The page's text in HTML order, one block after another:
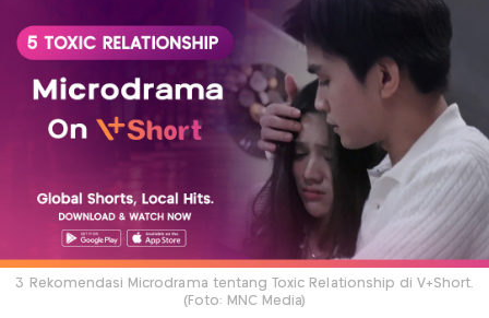
3 Rekomendasi Microdrama tentang Toxic Relationship di V+Short.
(Foto: MNC Media)